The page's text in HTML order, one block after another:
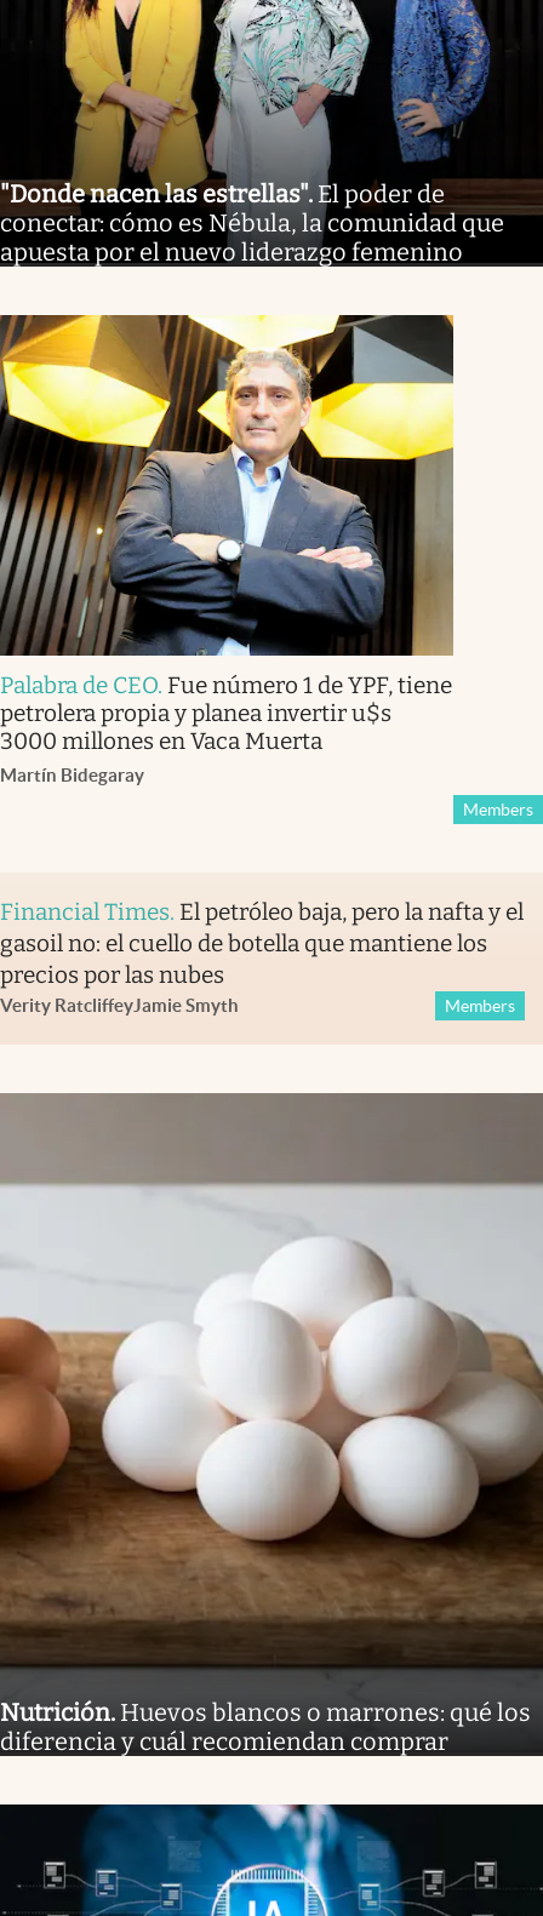
"Donde nacen las estrellas". El poder de
conectar: cómo es Nébula, la comunidad que
apuesta por el nuevo liderazgo femenino
Palabra de CEO. Fue número 1 de YPF, tiene
petrolera propia y planea invertir u$s
3000 millones en Vaca Muerta
Martín Bidegaray
Members
Financial Times. El petróleo baja, pero la nafta y el
gasoil no: el cuello de botella que mantiene los
precios por las nubes
Verity RatcliffeyJamie Smyth Members
Nutrición. Huevos blancos o marrones: qué los
diferencia y cuál recomiendan comprar